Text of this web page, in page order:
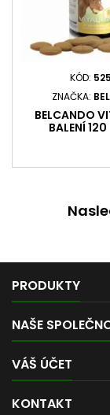
KÓD:
ZNAČKA:
BELCANDO
BALENÍ 120
PRODUKTY
NAŠE
VÁŠ ÚČET
KONTAKT